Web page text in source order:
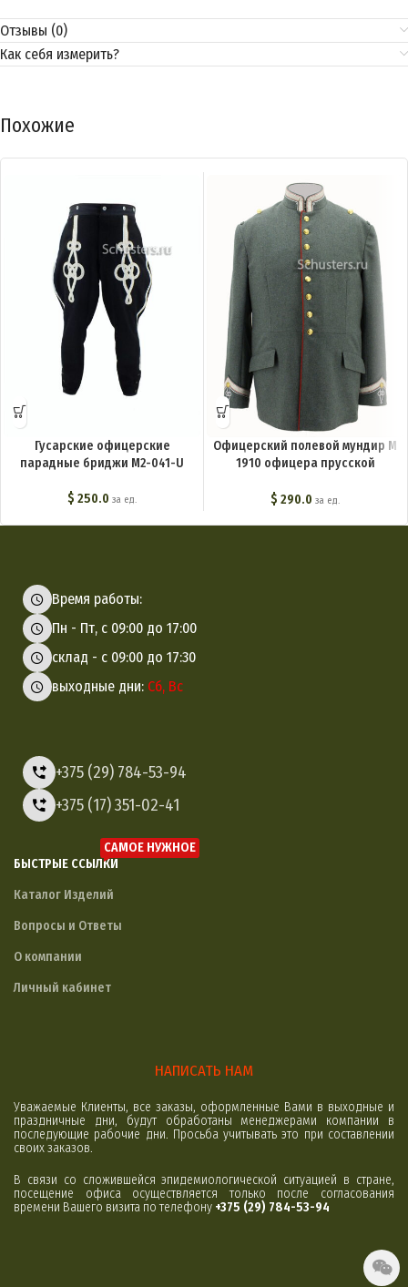
Отзывы (0)
Как себя измерить?
Похожие
Гусарские офицерские
парадные бриджи M2-041-U
$ 250.0 за ед.
Офицерский полевой мундир М
1910 офицера прусской
$ 290.0 за ед.
Время работы:
Пн - Пт, с 09:00 до 17:00
склад - с 09:00 до 17:30
выходные дни: Сб, Вс
+375 (29) 784-53-94
+375 (17) 351-02-41
БЫСТРЫЕ ССЫЛКИ
САМОЕ НУЖНОЕ
Каталог Изделий
Вопросы и Ответы
О компании
Личный кабинет
НАПИСАТЬ НАМ
Уважаемые Клиенты, все заказы, оформленные Вами в выходные и
праздничные дни, будут обработаны менеджерами компании в
последующие рабочие дни. Просьба учитывать это при составлении
своих заказов.
В связи со сложившейся эпидемиологической ситуацией в стране,
посещение офиса осуществляется только после согласования
времени Вашего визита по телефону +375 (29) 784-53-94